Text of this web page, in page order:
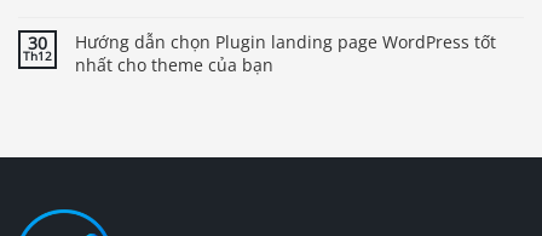
30
Th12
Hướng dẫn chọn Plugin landing page WordPress tốt
nhất cho theme của bạn